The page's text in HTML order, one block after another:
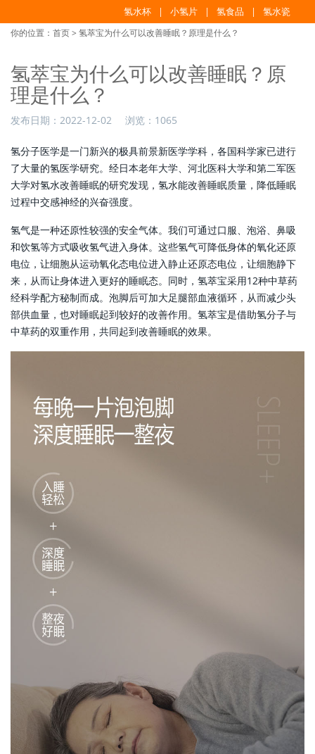
氢水杯 小氢片 氢食品 氢水瓷
你的位置： 首页> 氢萃宝为什么可以改善睡眠？原理是什么？
氢萃宝为什么可以改善睡眠？原
理是什么？
发布日期： 2022-12-02 浏览： 1065
氢分子医学是一门新兴的极具前景新医学学科，各国科学家已进行
了大量的氢医学研究。经日本老年大学、河北医科大学和第二军医
大学对氢水改善睡眠的研究发现，氢水能改善睡眠质量，降低睡眠
过程中交感神经的兴奋强度。
氢气是一种还原性较强的安全气体。我们可通过口服、泡浴、鼻吸
和饮氢等方式吸收氢气进入身体。这些氢气可降低身体的氧化还原
电位，让细胞从运动氧化态电位进入静止还原态电位，让细胞静下
来，从而让身体进入更好的睡眠态。同时，氢萃宝采用12种中草药
经科学配方秘制而成。泡脚后可加大足腿部血液循环，从而减少头
部供血量，也对睡眠起到较好的改善作用。氢萃宝是借助氢分子与
中草药的双重作用，共同起到改善睡眠的效果。